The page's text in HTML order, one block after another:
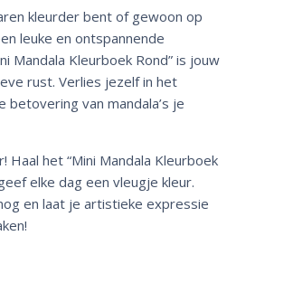
kleurder bent of gewoon op
leuke en ontspannende
Mandala Kleurboek Rond” is jouw
rust. Verlies jezelf in het
betovering van mandala’s je
Haal het “Mini Mandala Kleurboek
elke dag een vleugje kleur.
en laat je artistieke expressie